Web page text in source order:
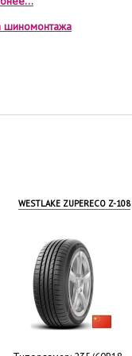
шиномонтажа
WESTLAKE ZUPERECO Z-108